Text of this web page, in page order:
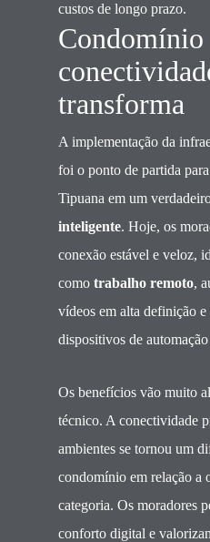
custos de longo prazo.
transforma
A implementação da
foi o ponto de partida
Tipuana em um
inteligente. Hoje, os
conexão estável e veloz,
como trabalho remoto,
vídeos em alta definição
dispositivos de
Os benefícios vão muito
técnico. A conectividade
ambientes se tornou um
condomínio em relação a
categoria. Os moradores
conforto digital e